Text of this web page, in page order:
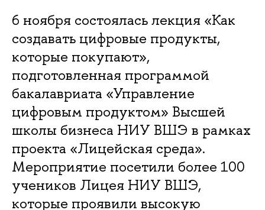
6 ноября состоялась лекция «Как
создавать цифровые продукты,
которые покупают»,
подготовленная программой
бакалавриата «Управление
цифровым продуктом» Высшей
школы бизнеса НИУ ВШЭ в рамках
проекта «Лицейская среда».
Мероприятие посетили более 100
учеников Лицея НИУ ВШЭ,
которые проявили высокую